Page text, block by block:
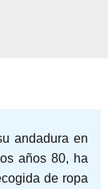
andadura en
años 80, ha
de ropa